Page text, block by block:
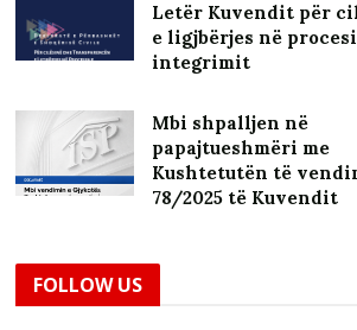
Letër Kuvendit për
e ligjbërjes në
integrimit
Mbi shpalljen në
papajtueshmëri me
Kushtetutën të
78/2025 të Kuvendit
FOLLOW US